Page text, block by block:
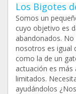
Los Bigotes
Somos un
cuyo objetivo es
abandonados.
nosotros es igual
como la de un
actuación es más
limitados.
ayudándolos